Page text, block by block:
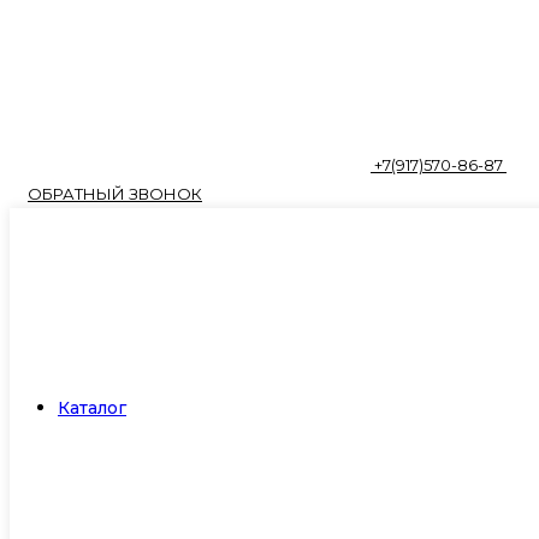
+7(917)570-86-87
ОБРАТНЫЙ ЗВОНОК
Каталог